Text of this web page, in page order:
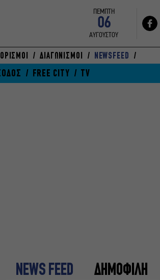
ΠΕΜΠΤΗ
06
ΑΥΓΟΥΣΤΟΥ
ΔΙΑΓΩΝΙΣΜΟΙ NEWSFEED
FREE CITY TV
NEWS FEED ΔΗΜΟΦΙΛΗ